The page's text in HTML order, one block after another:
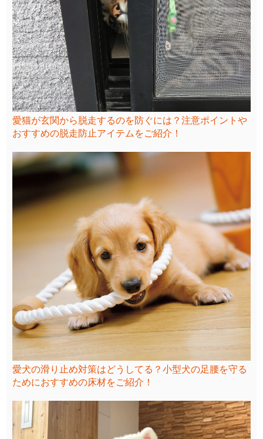
愛猫が玄関から脱走するのを防ぐには？注意ポイントや
おすすめの脱走防止アイテムをご紹介！
愛犬の滑り止め対策はどうしてる？小型犬の足腰を守る
ためにおすすめの床材をご紹介！